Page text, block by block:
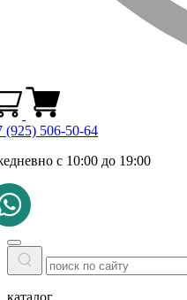
(925) 506-50-64
с 10:00 до 19:00
каталог